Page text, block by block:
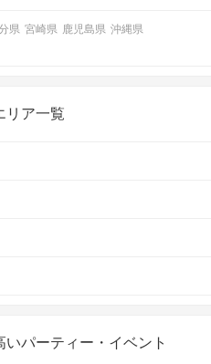
県 宮崎県 鹿児島県 沖縄県
リア一覧
パーティー・イベント